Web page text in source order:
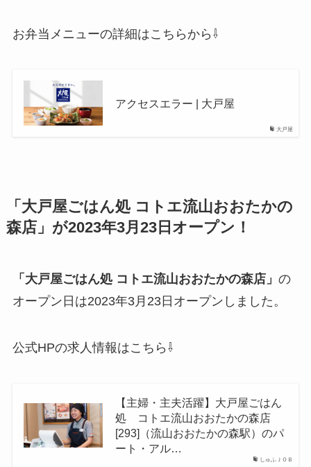
お弁当メニューの詳細はこちらから⇩
大戸屋
アクセスエラー | 大戸屋
「大戸屋ごはん処 コトエ流山おおたかの
森店」が2023年3月23日オープン！
「大戸屋ごはん処 コトエ流山おおたかの森店」 の
オープン日は2023年3月23日オープンしました。
公式HPの求人情報はこちら⇩
しゅふＪＯＢ
【主婦・主夫活躍】大戸屋ごはん
処 コトエ流山おおたかの森店
[293]（流山おおたかの森駅）のパ
ート・アル…